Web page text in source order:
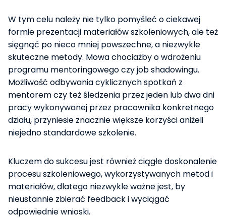
W tym celu należy nie tylko pomyśleć o ciekawej
formie prezentacji materiałów szkoleniowych, ale też
sięgnąć po nieco mniej powszechne, a niezwykle
skuteczne metody. Mowa chociażby o wdrożeniu
programu mentoringowego czy job shadowingu.
Możliwość odbywania cyklicznych spotkań z
mentorem czy też śledzenia przez jeden lub dwa dni
pracy wykonywanej przez pracownika konkretnego
działu, przyniesie znacznie większe korzyści aniżeli
niejedno standardowe szkolenie.
Kluczem do sukcesu jest również ciągłe doskonalenie
procesu szkoleniowego, wykorzystywanych metod i
materiałów, dlatego niezwykle ważne jest, by
nieustannie zbierać feedback i wyciągać
odpowiednie wnioski.